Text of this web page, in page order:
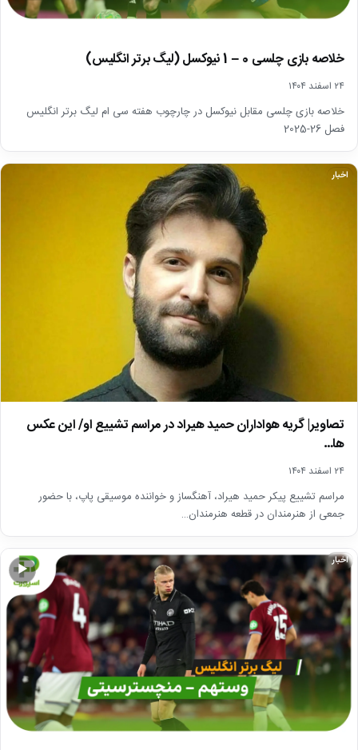
خلاصه بازی چلسی 0 – 1 نیوکسل (لیگ برتر انگلیس)
۲۴ اسفند ۱۴۰۴
خلاصه بازی چلسی مقابل نیوکسل در چارچوب هفته سی ام لیگ برتر انگلیس
فصل 26-2025
اخبار
تصاویر| گریه هواداران حمید هیراد در مراسم تشییع او/ این عکس
ها…
۲۴ اسفند ۱۴۰۴
مراسم تشییع پیکر حمید هیراد، آهنگساز و خواننده موسیقی پاپ، با حضور
جمعی از هنرمندان در قطعه هنرمندان…
▶
اخبار